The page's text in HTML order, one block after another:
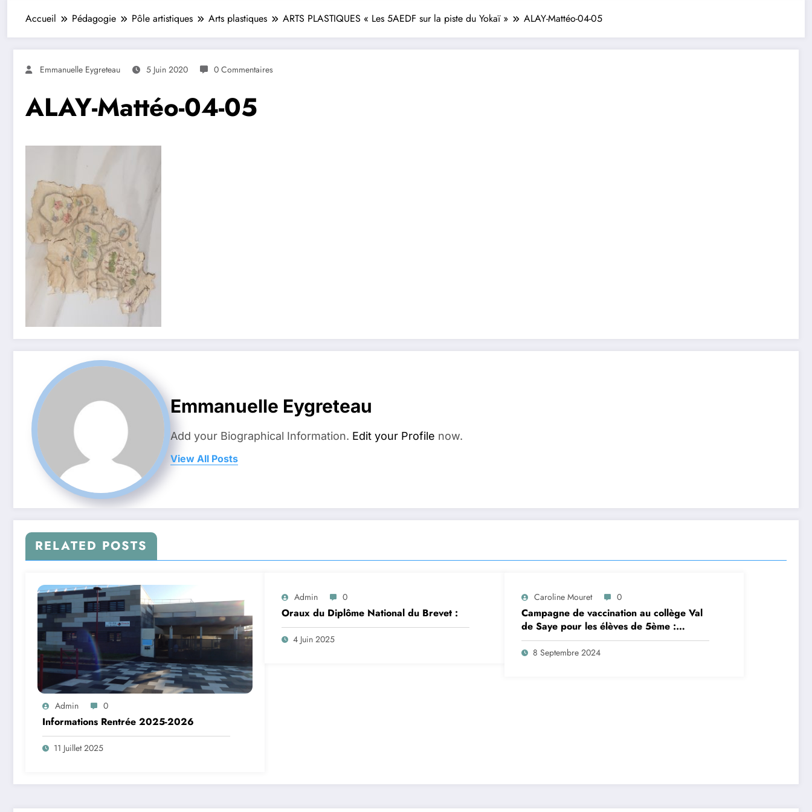
Accueil Pédagogie Pôle artistiques Arts plastiques ARTS PLASTIQUES « Les 5AEDF sur la piste du Yokaï » ALAY-Mattéo-04-05
Emmanuelle Eygreteau 5 Juin 2020 0 Commentaires
ALAY-Mattéo-04-05
Emmanuelle Eygreteau
Add your Biographical Information. Edit your Profile now.
View All Posts
RELATED POSTS
Admin 0
Informations Rentrée 2025-2026
11 Juillet 2025
Admin 0
Oraux du Diplôme National du Brevet :
4 Juin 2025
Caroline Mouret 0
Campagne de vaccination au collège Val
de Saye pour les élèves de 5ème :
inscription en ligne avant le 28
septembre 2024
8 Septembre 2024